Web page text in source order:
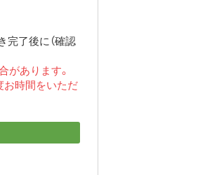
完了後に（確認
があります。
時間をいただ